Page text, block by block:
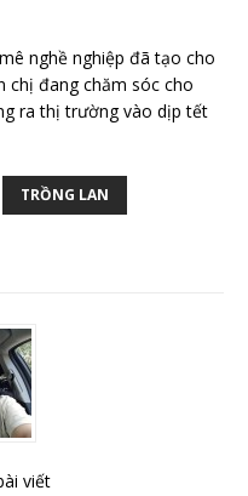
nghề nghiệp đã tạo cho
chị đang chăm sóc cho
ra thị trường vào dịp tết
TRỒNG LAN
viết